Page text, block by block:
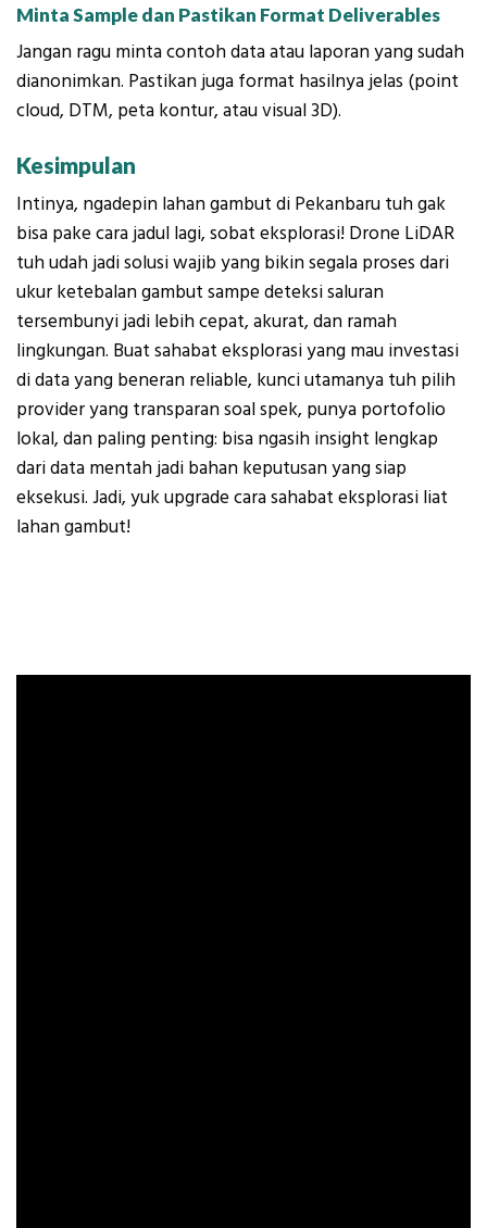
Minta Sample dan Pastikan Format Deliverables
Jangan ragu minta contoh data atau laporan yang sudah
dianonimkan. Pastikan juga format hasilnya jelas (point
cloud, DTM, peta kontur, atau visual 3D).
Kesimpulan
Intinya, ngadepin lahan gambut di Pekanbaru tuh gak
bisa pake cara jadul lagi, sobat eksplorasi! Drone LiDAR
tuh udah jadi solusi wajib yang bikin segala proses dari
ukur ketebalan gambut sampe deteksi saluran
tersembunyi jadi lebih cepat, akurat, dan ramah
lingkungan. Buat sahabat eksplorasi yang mau investasi
di data yang beneran reliable, kunci utamanya tuh pilih
provider yang transparan soal spek, punya portofolio
lokal, dan paling penting: bisa ngasih insight lengkap
dari data mentah jadi bahan keputusan yang siap
eksekusi. Jadi, yuk upgrade cara sahabat eksplorasi liat
lahan gambut!